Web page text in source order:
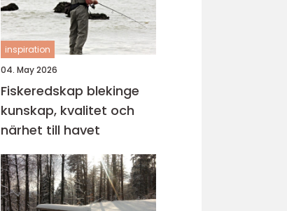
inspiration
04. May 2026
Fiskeredskap blekinge
kunskap, kvalitet och
närhet till havet